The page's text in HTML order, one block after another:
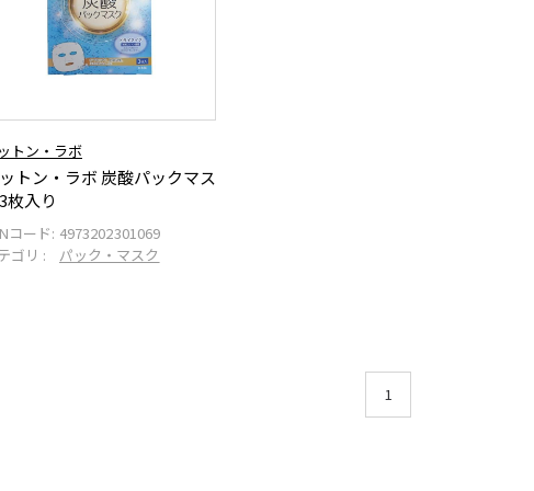
トン・ラボ
トン・ラボ 炭酸パックマス
枚入り
コード: 4973202301069
ゴリ :
パック・マスク
1